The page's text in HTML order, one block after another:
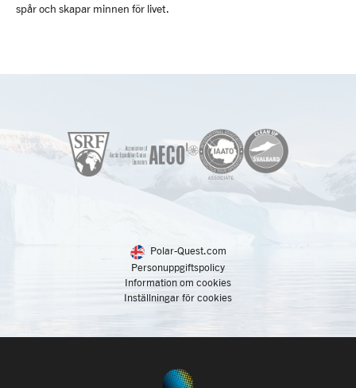
spår och skapar minnen för livet.
Polar-Quest.com
Personuppgiftspolicy
Information om cookies
Inställningar för cookies